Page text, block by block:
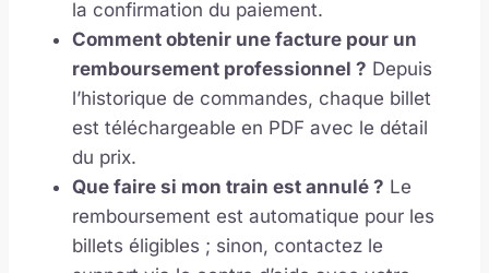
la confirmation du paiement.
Comment obtenir une facture pour un
remboursement professionnel ? Depuis
l’historique de commandes, chaque billet
est téléchargeable en PDF avec le détail
du prix.
Que faire si mon train est annulé ? Le
remboursement est automatique pour les
billets éligibles ; sinon, contactez le